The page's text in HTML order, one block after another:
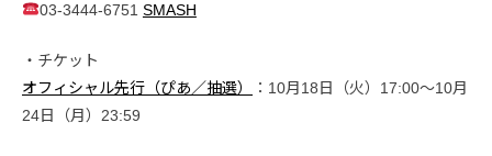
03-3444-6751 SMASH
・チケット
オフィシャル先行（ぴあ／抽選）
：10月18日（火）17:00～10月
24日（月）23:59